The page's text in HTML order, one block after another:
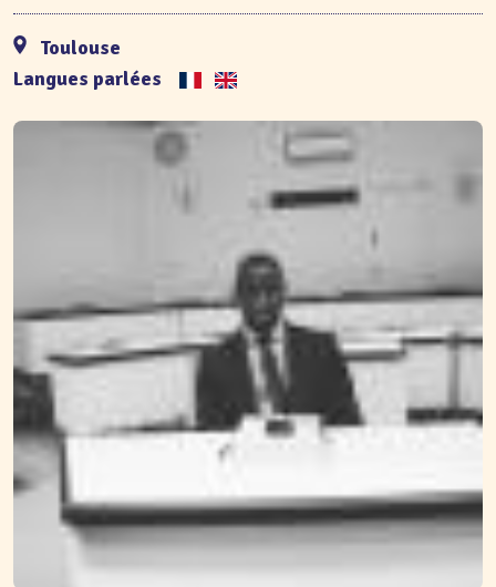
Toulouse
Langues parlées